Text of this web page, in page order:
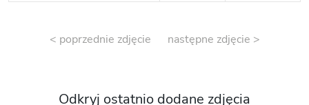
< poprzednie zdjęcie następne zdjęcie >
Odkryj ostatnio dodane zdjęcia